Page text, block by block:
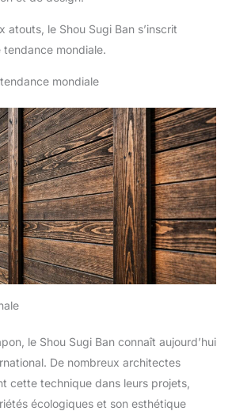
atouts, le Shou Sugi Ban s’inscrit
tendance mondiale.
mondiale
le Shou Sugi Ban connaît aujourd’hui
De nombreux architectes
cette technique dans leurs projets,
écologiques et son esthétique